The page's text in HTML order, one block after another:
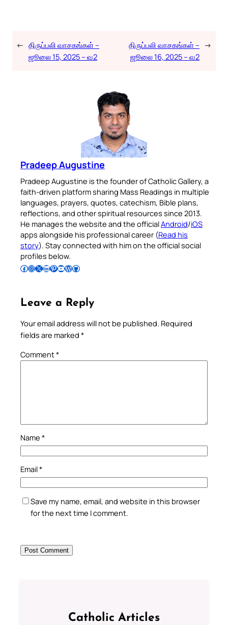
← திருப்பலி வாசகங்கள் –
ஜூலை 15, 2025 – வ2
திருப்பலி வாசகங்கள் –
ஜூலை 16, 2025 – வ2
→
Pradeep Augustine
Pradeep Augustine is the founder of Catholic Gallery, a
faith-driven platform sharing Mass Readings in multiple
languages, prayers, quotes, catechism, Bible plans,
reflections, and other spiritual resources since 2013.
He manages the website and the officialAndroid/iOS
apps alongside his professional career (Read his
story). Stay connected with him on the official social
profiles below.
Follow Pradeep on Facebook Follow Pradeep on InstagramFollow Pradeep on X Follow Pradeep on LinkedIn Follow Pradeep on Pinterest Subscribe to Pradeep’s Youtube Channel Follow Pradeep on WordPress Follow Pradeep on GitHub
Leave a Reply
Your email address will not be published. Required
fields are marked *
Comment*
Name *
Email*
Save my name, email, and website in this browser
for the next time I comment.
Catholic Articles